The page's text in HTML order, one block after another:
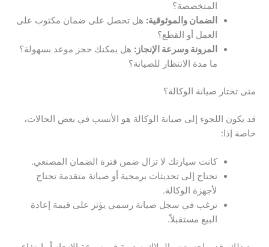
المتخصصة؟
الضمان والموثوقية: هل تحصل على ضمان مكتوب على
العمل أو القطع؟
المرونة وسرعة الإنجاز: هل يمكنك حجز موعد بسهولة؟
ما مدة الانتظار للصيانة؟
متى تختار صيانة الوكالة؟
قد يكون اللجوء إلى صيانة الوكالة هو الأنسب في بعض الحالات،
خاصة إذا:
كانت سيارتك لا تزال ضمن فترة الضمان المصنعي.
تحتاج إلى تحديثات برمجية أو صيانة متقدمة تحتاج
لأجهزة الوكالة.
ترغب في سجل صيانة رسمي يؤثر على قيمة إعادة
البيع مستقبلاً.